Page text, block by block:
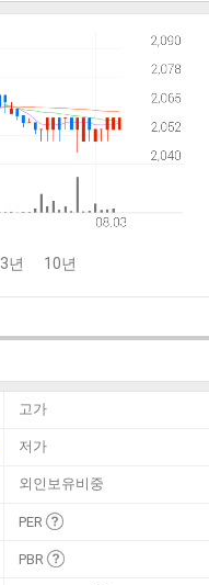
3년 10년
고가
저가
외인보유비중
PER
PBR